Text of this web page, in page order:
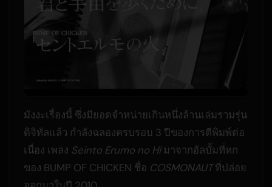
มังงะเรื่องนี้ ซึ่งมียอดจำหน่ายเกินหนึ่งล้านเล่มรวมรุ่น
ดิจิทัลแล้ว กำลังฉลองครบรอบ 3 ปีของการตีพิมพ์ต่อ
เนื่อง เพลง Seinto Erumo no Hiมาจากอัลบั้มที่หก
ของ BUMP OF CHICKEN ชื่อ COSMONAUTที่ปล่อย